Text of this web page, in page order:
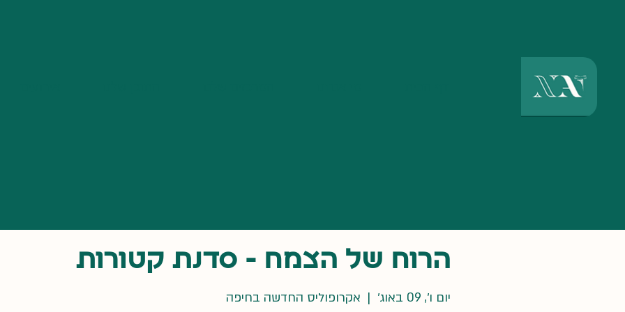
הרוח של הצמח - סדנת קטורות
יום ו׳, 09 באוג׳
  |
אקרופוליס החדשה בחיפה